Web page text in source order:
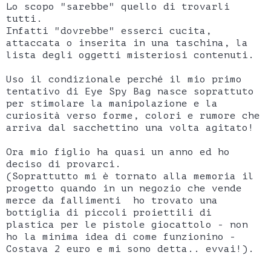
Lo scopo "sarebbe" quello di trovarli
tutti.
Infatti "dovrebbe" esserci cucita,
attaccata o inserita in una taschina, la
lista degli oggetti misteriosi contenuti.
Uso il condizionale perché il mio primo
tentativo di Eye Spy Bag nasce soprattuto
per stimolare la manipolazione e la
curiosità verso forme, colori e rumore che
arriva dal sacchettino una volta agitato!
Ora mio figlio ha quasi un anno ed ho
deciso di provarci.
(Soprattutto mi è tornato alla memoria il
progetto quando in un negozio che vende
merce da fallimenti ho trovato una
bottiglia di piccoli proiettili di
plastica per le pistole giocattolo - non
ho la minima idea di come funzionino -
Costava 2 euro e mi sono detta.. evvai!).